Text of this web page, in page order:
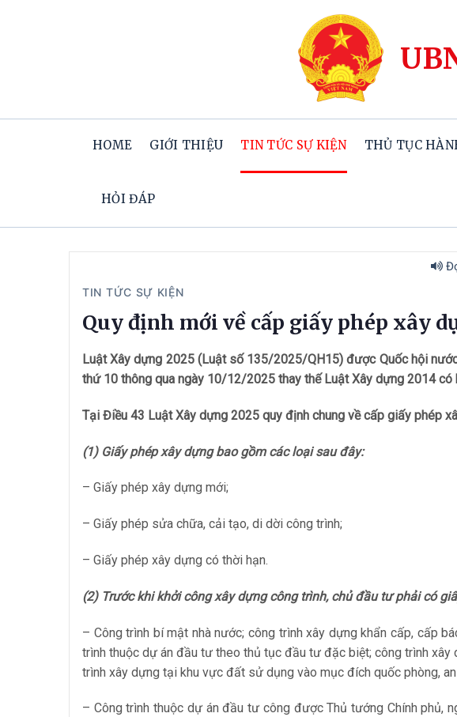
HOME GIỚI THIỆU TIN TỨC SỰ KIỆN THỦ TỤC
HỎI ĐÁP
TIN TỨC SỰ KIỆN
Quy định mới về cấp giấy phép xây
Luật Xây dựng 2025 (Luật số 135/2025/QH15) được Quốc hội
thứ 10 thông qua ngày 10/12/2025 thay thế Luật Xây dựng 2014
Tại Điều 43 Luật Xây dựng 2025 quy định chung về cấp giấy phép
(1) Giấy phép xây dựng bao gồm các loại sau đây:
– Giấy phép xây dựng mới;
– Giấy phép sửa chữa, cải tạo, di dời công trình;
– Giấy phép xây dựng có thời hạn.
(2) Trước khi khởi công xây dựng công trình, chủ đầu tư phải có
– Công trình bí mật nhà nước; công trình xây dựng khẩn cấp, cấp
trình thuộc dự án đầu tư theo thủ tục đầu tư đặc biệt; công trình
trình xây dựng tại khu vực đất sử dụng vào mục đích quốc phòng,
– Công trình thuộc dự án đầu tư công được Thủ tướng Chính phủ,